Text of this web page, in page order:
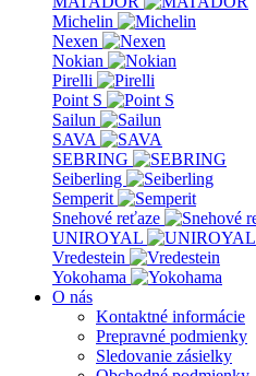
Michelin
Nexen
Nokian
Pirelli
Point S
Sailun
SAVA
SEBRING
Seiberling
Semperit
Snehové reťaze
UNIROYAL
Vredestein
Yokohama
O nás
Kontaktné informácie
Prepravné podmienky
Sledovanie zásielky